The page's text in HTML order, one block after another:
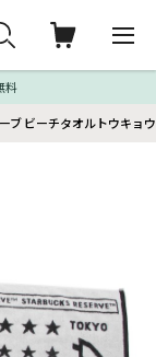
料
ブ ビーチタオルトウキョウ